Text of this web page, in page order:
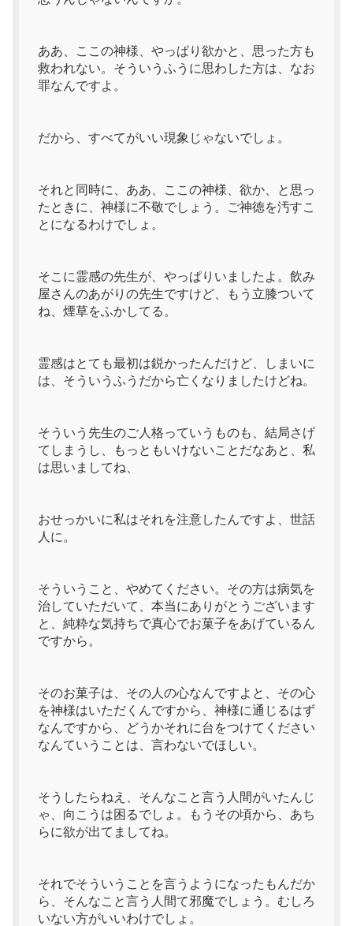
ああ、ここの神様、やっぱり欲かと、思った方も
救われない。そういうふうに思わした方は、なお
罪なんですよ。
だから、すべてがいい現象じゃないでしょ。
それと同時に、ああ、ここの神様、欲か、と思っ
たときに、神様に不敬でしょう。ご神徳を汚すこ
とになるわけでしょ。
そこに霊感の先生が、やっぱりいましたよ。飲み
屋さんのあがりの先生ですけど、もう立膝ついて
ね、煙草をふかしてる。
霊感はとても最初は鋭かったんだけど、しまいに
は、そういうふうだから亡くなりましたけどね。
そういう先生のご人格っていうものも、結局さげ
てしまうし、もっともいけないことだなあと、私
は思いましてね、
おせっかいに私はそれを注意したんですよ、世話
人に。
そういうこと、やめてください。その方は病気を
治していただいて、本当にありがとうございます
と、純粋な気持ちで真心でお菓子をあげているん
ですから。
そのお菓子は、その人の心なんですよと、その心
を神様はいただくんですから、神様に通じるはず
なんですから、どうかそれに台をつけてください
なんていうことは、言わないでほしい。
そうしたらねえ、そんなこと言う人間がいたんじ
ゃ、向こうは困るでしょ。もうその頃から、あち
らに欲が出てましてね。
それでそういうことを言うようになったもんだか
ら、そんなこと言う人間て邪魔でしょう。むしろ
いない方がいいわけでしょ。